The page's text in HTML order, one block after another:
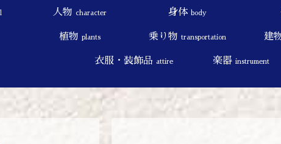
人物 character 身体 body
植物 plants 乗り物 transportation 建
衣服・装飾品 attire 楽器 instrument